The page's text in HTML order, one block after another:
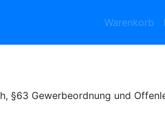
Warenkorb
§63 Gewerbeordnung und